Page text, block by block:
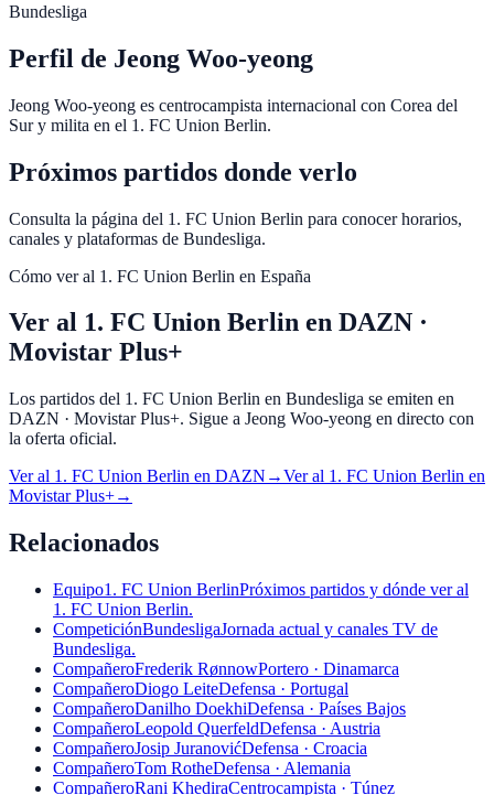
Bundesliga
Perfil de Jeong Woo-yeong
Jeong Woo-yeong es centrocampista internacional con Corea del
Sur y milita en el 1. FC Union Berlin.
Próximos partidos donde verlo
Consulta la página del 1. FC Union Berlin para conocer horarios,
canales y plataformas de Bundesliga.
Cómo ver al 1. FC Union Berlin en España
Ver al 1. FC Union Berlin en DAZN ·
Movistar Plus+
Los partidos del 1. FC Union Berlin en Bundesliga se emiten en
DAZN · Movistar Plus+. Sigue a Jeong Woo-yeong en directo con
la oferta oficial.
Ver al 1. FC Union Berlin en DAZN →Ver al 1. FC Union Berlin en
Movistar Plus+→
Relacionados
Equipo1. FC Union BerlinPróximos partidos y dónde ver al
1. FC Union Berlin.
CompeticiónBundesligaJornada actual y canales TV de
Bundesliga.
CompañeroFrederik RønnowPortero · Dinamarca
CompañeroDiogo LeiteDefensa · Portugal
CompañeroDanilho DoekhiDefensa · Países Bajos
CompañeroLeopold QuerfeldDefensa · Austria
CompañeroJosip JuranovićDefensa · Croacia
CompañeroTom RotheDefensa · Alemania
CompañeroRani KhediraCentrocampista · Túnez